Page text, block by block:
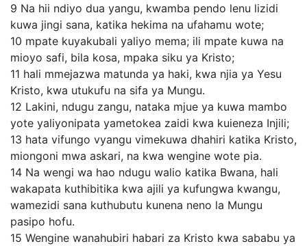
9 Na hii ndiyo dua yangu, kwamba pendo lenu lizidi
kuwa jingi sana, katika hekima na ufahamu wote;
10 mpate kuyakubali yaliyo mema; ili mpate kuwa na
mioyo safi, bila kosa, mpaka siku ya Kristo;
11 hali mmejazwa matunda ya haki, kwa njia ya Yesu
Kristo, kwa utukufu na sifa ya Mungu.
12 Lakini, ndugu zangu, nataka mjue ya kuwa mambo
yote yaliyonipata yametokea zaidi kwa kuieneza Injili;
13 hata vifungo vyangu vimekuwa dhahiri katika Kristo,
miongoni mwa askari, na kwa wengine wote pia.
14 Na wengi wa hao ndugu walio katika Bwana, hali
wakapata kuthibitika kwa ajili ya kufungwa kwangu,
wamezidi sana kuthubutu kunena neno la Mungu
pasipo hofu.
15 Wengine wanahubiri habari za Kristo kwa sababu ya